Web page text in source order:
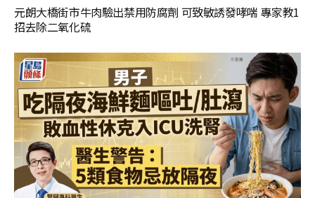
元朗大橋街市牛肉驗出禁用防腐劑 可致敏誘發哮喘 專家教1
招去除二氧化硫